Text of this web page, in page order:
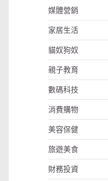
媒體營銷
家居生活
貓奴狗奴
親子教育
數碼科技
消費購物
美容保健
旅遊美食
財務投資